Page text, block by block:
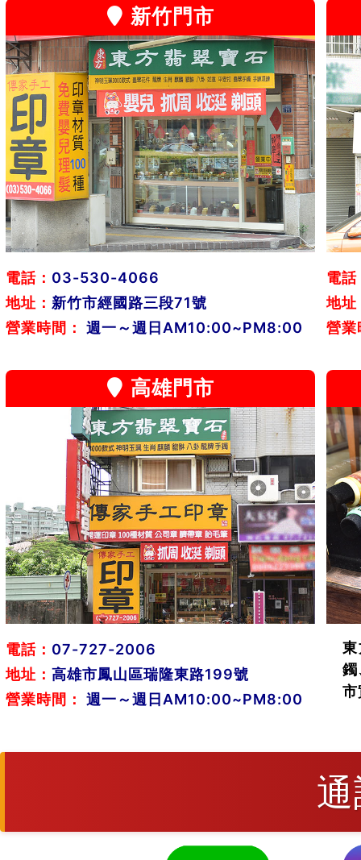
新竹門市
電話： 03-530-4066
地址： 新竹市經國路三段71號
營業時間：
週一～週日AM10:00~PM8:00
電話
地址
營業
高雄門市
電話： 07-727-2006
地址： 高雄市鳳山區瑞隆東路199號
營業時間：
週一～週日AM10:00~PM8:00
鐲
市